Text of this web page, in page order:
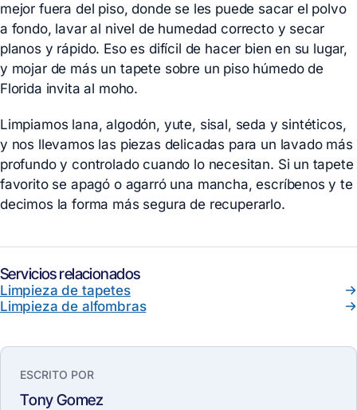
mejor fuera del piso, donde se les puede sacar el polvo
a fondo, lavar al nivel de humedad correcto y secar
planos y rápido. Eso es difícil de hacer bien en su lugar,
y mojar de más un tapete sobre un piso húmedo de
Florida invita al moho.
Limpiamos lana, algodón, yute, sisal, seda y sintéticos,
y nos llevamos las piezas delicadas para un lavado más
profundo y controlado cuando lo necesitan. Si un tapete
favorito se apagó o agarró una mancha, escríbenos y te
decimos la forma más segura de recuperarlo.
Servicios relacionados
Limpieza de tapetes
Limpieza de alfombras
ESCRITO POR
Tony Gomez